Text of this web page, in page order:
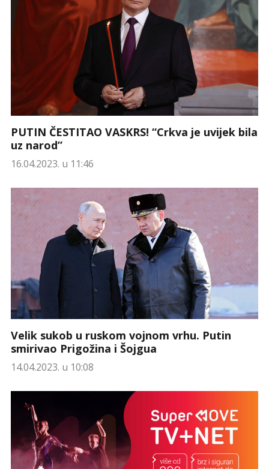
PUTIN ČESTITAO VASKRS! “Crkva je uvijek bila
uz narod”
16.04.2023. u 11:46
Velik sukob u ruskom vojnom vrhu. Putin
smirivao Prigožina i Šojgua
14.04.2023. u 10:08